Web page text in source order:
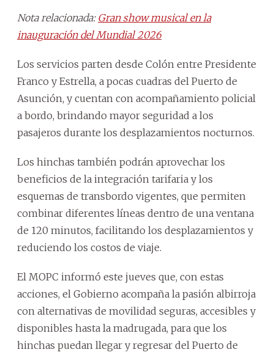
Nota relacionada: Gran show musical en la
inauguración del Mundial 2026
Los servicios parten desde Colón entre Presidente
Franco y Estrella, a pocas cuadras del Puerto de
Asunción, y cuentan con acompañamiento policial
a bordo, brindando mayor seguridad a los
pasajeros durante los desplazamientos nocturnos.
Los hinchas también podrán aprovechar los
beneficios de la integración tarifaria y los
esquemas de transbordo vigentes, que permiten
combinar diferentes líneas dentro de una ventana
de 120 minutos, facilitando los desplazamientos y
reduciendo los costos de viaje.
El MOPC informó este jueves que, con estas
acciones, el Gobierno acompaña la pasión albirroja
con alternativas de movilidad seguras, accesibles y
disponibles hasta la madrugada, para que los
hinchas puedan llegar y regresar del Puerto de